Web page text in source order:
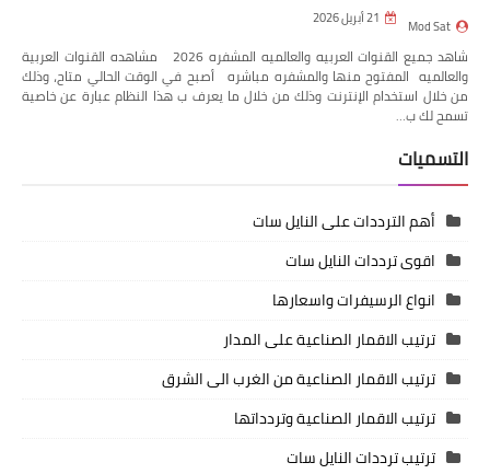
Mod Sat 21 أبريل 2026
شاهد جميع القنوات العربيه والعالميه المشفره 2026 مشاهده القنوات العربية
والعالميه المفتوح منها والمشفره مباشره أصبح في الوقت الحالي متاح، وذلك
من خلال استخدام الإنترنت وذلك من خلال ما يعرف ب هذا النظام عبارة عن خاصية
تسمح لك ب…
التسميات
أهم الترددات على النايل سات
اقوى ترددات النايل سات
انواع الرسيفرات واسعارها
ترتيب الاقمار الصناعية على المدار
ترتيب الاقمار الصناعية من الغرب الى الشرق
ترتيب الاقمار الصناعية وتردداتها
ترتيب ترددات النايل سات